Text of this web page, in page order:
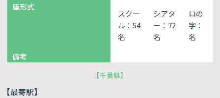
座形式
スクー
ル：54
名
シアタ
ー：72
名
ロの
字：
名
備考
【千葉県】
【最寄駅】